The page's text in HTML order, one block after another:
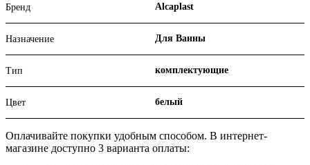
Бренд Alcaplast
Назначение Для Ванны
Тип комплектующие
Цвет белый
Оплачивайте покупки удобным способом. В интернет-
магазине доступно 3 варианта оплаты: